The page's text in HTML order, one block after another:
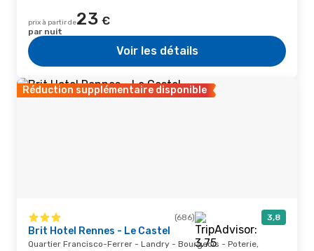
prix à partir de23 €
par nuit
Voir les détails
Réduction supplémentaire disponible
(686) 3,8
Brit Hotel Rennes - Le Castel
Quartier Francisco-Ferrer - Landry - Bourgeois - Poterie,